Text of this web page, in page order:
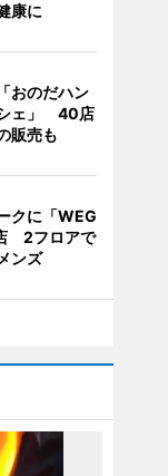
康に
おのだハン
シェ」 40店
販売も
クに「WEG
2フロアで
ンズ